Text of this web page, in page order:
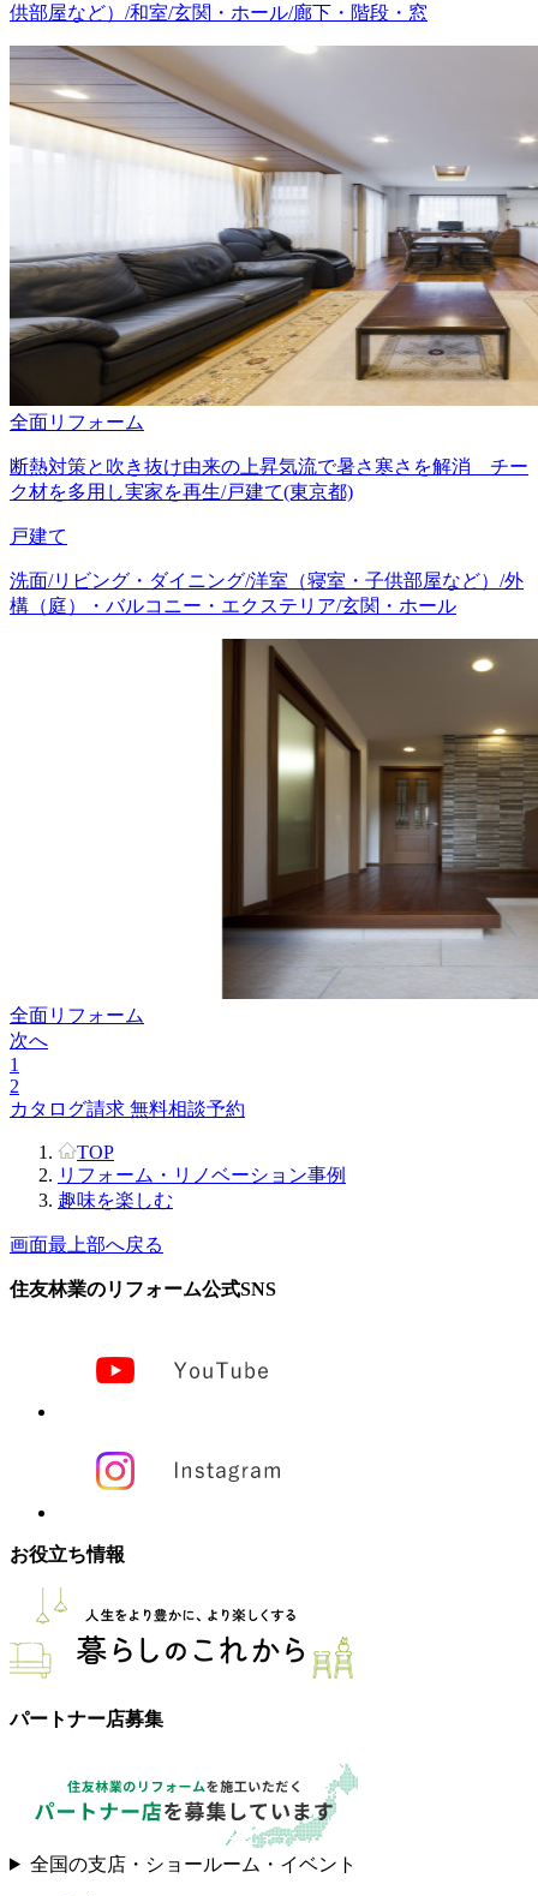
供部屋など）/和室/玄関・ホール/廊下・階段・窓
全面リフォーム
断熱対策と吹き抜け由来の上昇気流で暑さ寒さを解消 チー
ク材を多用し実家を再生/戸建て(東京都)
戸建て
洗面/リビング・ダイニング/洋室（寝室・子供部屋など）/外
構（庭）・バルコニー・エクステリア/玄関・ホール
全面リフォーム
次へ
1
2
カタログ請求 無料相談予約
TOP
リフォーム・リノベーション事例
趣味を楽しむ
画面最上部へ戻る
住友林業のリフォーム公式SNS
お役立ち情報
パートナー店募集
全国の支店・ショールーム・イベント